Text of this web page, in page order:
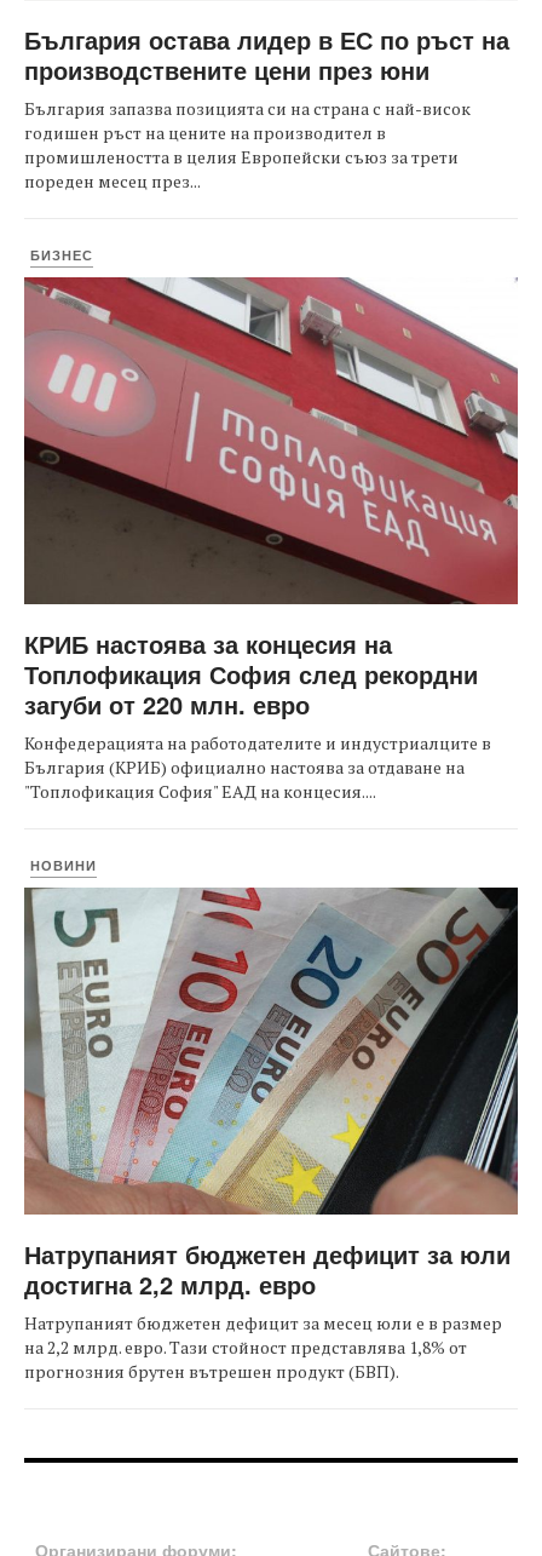
България остава лидер в ЕС по ръст на
производствените цени през юни
България запазва позицията си на страна с най-висок
годишен ръст на цените на производител в
промишлеността в целия Европейски съюз за трети
пореден месец през...
БИЗНЕС
КРИБ настоява за концесия на
Топлофикация София след рекордни
загуби от 220 млн. евро
Конфедерацията на работодателите и индустриалците в
България (КРИБ) официално настоява за отдаване на
"Топлофикация София" ЕАД на концесия....
НОВИНИ
Натрупаният бюджетен дефицит за юли
достигна 2,2 млрд. евро
Натрупаният бюджетен дефицит за месец юли е в размер
на 2,2 млрд. евро. Тази стойност представлява 1,8% от
прогнозния брутен вътрешен продукт (БВП).
Организирани форуми: Сайтове: